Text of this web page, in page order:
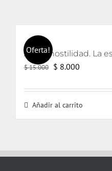
Oferta!
$15.000 El
original
era:
$ 8.000
actual
es:
Añadir al carrito